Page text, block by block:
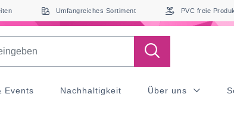
Umfangreiches Sortiment PVC freie
Events Nachhaltigkeit Über uns